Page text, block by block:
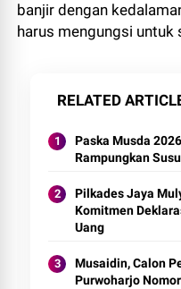
banjir dengan
harus mengungsi untuk
RELATED
Paska Musda
Rampungkan
Pilkades Jaya
Komitmen
Uang
Musaidin, Calon
Purwoharjo